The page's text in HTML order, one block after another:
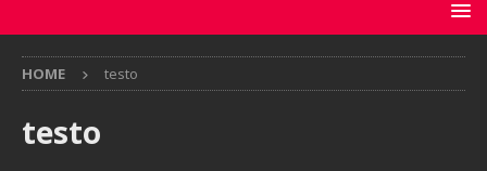
HOME testo
testo